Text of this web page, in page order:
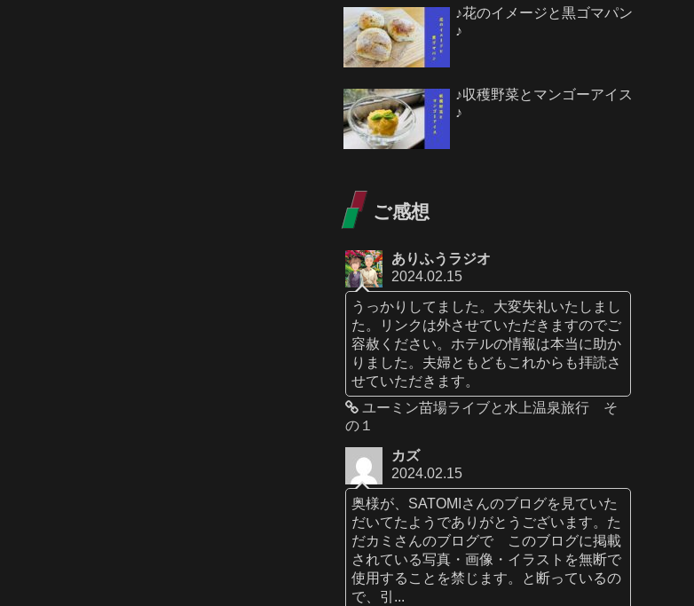
♪花のイメージと黒ゴマパン
♪
♪収穫野菜とマンゴーアイス
♪
ご感想
ありふうラジオ
2024.02.15
うっかりしてました。大変失礼いたしまし
た。リンクは外させていただきますのでご
容赦ください。ホテルの情報は本当に助か
りました。夫婦ともどもこれからも拝読さ
せていただきます。
ユーミン苗場ライブと水上温泉旅行 そ
の１
カズ
2024.02.15
奥様が、SATOMIさんのブログを見ていた
だいてたようでありがとうございます。た
だカミさんのブログで このブログに掲載
されている写真・画像・イラストを無断で
使用することを禁じます。と断っているの
で、引...